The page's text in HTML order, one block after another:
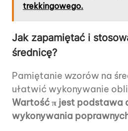
trekkingowego.
Jak zapamiętać i
średnicę?
Pamiętanie wzorów na
ułatwić wykonywanie
Wartość π jest podstawa
wykonywania